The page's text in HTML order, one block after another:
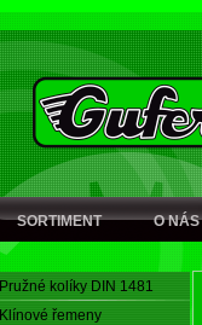
SORTIMENT O NÁS
Pružné kolíky DIN 1481
Klínové řemeny